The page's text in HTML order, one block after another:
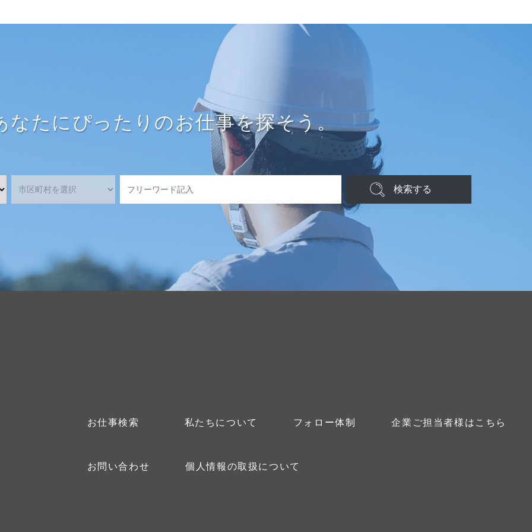
なたにぴったりのお仕事を探そう。
検索する
お仕事検索 私たちについて フォロー体制 企業ご担当者様はこちら
お問い合わせ 個人情報の取扱について